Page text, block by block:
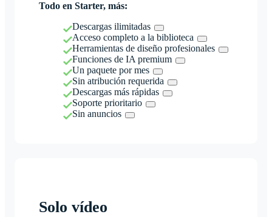
Todo en Starter, más:
Descargas ilimitadas
Acceso completo a la biblioteca
Herramientas de diseño profesionales
Funciones de IA premium
Un paquete por mes
Sin atribución requerida
Descargas más rápidas
Soporte prioritario
Sin anuncios
Solo vídeo